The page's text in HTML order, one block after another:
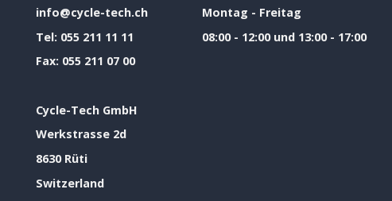
info@cycle-tech.ch
Tel: 055 211 11 11
Fax: 055 211 07 00
Cycle-Tech GmbH
Werkstrasse 2d
8630 Rüti
Switzerland
Montag - Freitag
08:00 - 12:00 und 13:00 - 17:00